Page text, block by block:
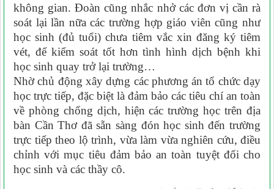
không gian. Đoàn cũng nhắc nhở các đơn vị cần rà
soát lại lần nữa các trường hợp giáo viên cũng như
học sinh (đủ tuổi) chưa tiêm vắc xin đăng ký tiêm
vét, để kiểm soát tốt hơn tình hình dịch bệnh khi
học sinh quay trở lại trường…
Nhờ chủ động xây dựng các phương án tổ chức dạy
học trực tiếp, đặc biệt là đảm bảo các tiêu chí an toàn
về phòng chống dịch, hiện các trường học trên địa
bàn Cần Thơ đã sẵn sàng đón học sinh đến trường
trực tiếp theo lộ trình, vừa làm vừa nghiên cứu, điều
chỉnh với mục tiêu đảm bảo an toàn tuyệt đối cho
học sinh và các thầy cô.